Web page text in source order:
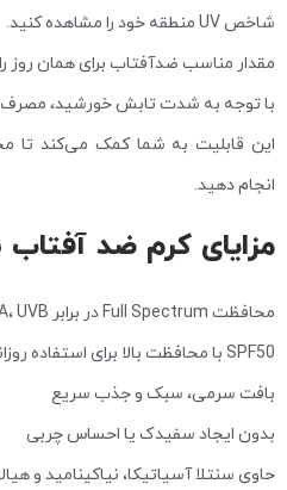
شاخص UV منطقه خود را مشاهده کنید.
مقدار مناسب ضدآفتاب برای همان روز را
با توجه به شدت تابش خورشید،
این قابلیت به شما کمک می‌کند تا
انجام دهید.
مزایای کرم ضد
محافظت Full Spectrum در برابر UVA، UVB و نور آبی
SPF50 با محافظت بالا برای استفاده روزانه
بافت سرمی، سبک و جذب سریع
بدون ایجاد سفیدک یا احساس چربی
حاوی سنتلا آسیاتیکا، نیاکینامید و